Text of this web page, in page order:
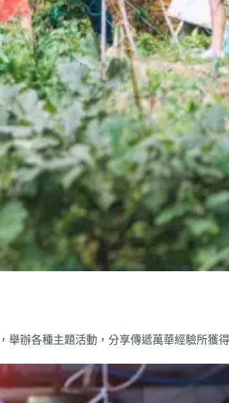
辦各種主題活動，分享傳遞萬華經驗所獲